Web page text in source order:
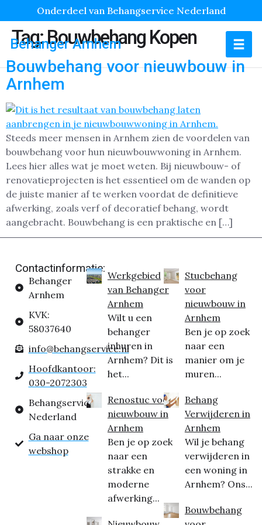
Onderdeel van Behangservice Nederland
Behanger Arnhem
Tag:Bouwbehang Kopen
Bouwbehang voor nieuwbouw in
Arnhem
Steeds meer mensen in Arnhem zien de voordelen van
bouwbehang voor hun nieuwbouwwoning in Arnhem.
Lees hier alles wat je moet weten. Bij nieuwbouw- of
renovatieprojecten is het essentieel om de wanden op
de juiste manier af te werken voordat de definitieve
afwerking, zoals verf of decoratief behang, wordt
aangebracht. Bouwbehang is een praktische en […]
Contactinformatie:
Behanger
Arnhem
KVK:
58037640
info@behangservice.nl
Hoofdkantoor:
030-2072303
Behangservice
Nederland
Ga naar onze
webshop
Werkgebied
van Behanger
Arnhem
Wilt u een
behanger
inhuren in
Arnhem? Dit is
het...
Renostuc voor
nieuwbouw in
Arnhem
Ben je op zoek
naar een
strakke en
moderne
afwerking...
Stucbehang
voor
nieuwbouw in
Arnhem
Ben je op zoek
naar een
manier om je
muren...
Behang
Verwijderen in
Arnhem
Wil je behang
verwijderen in
een woning in
Arnhem? Ons...
Bouwbehang